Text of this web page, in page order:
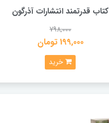
کتاب قدرتمند انتشارات آذرگون
798,000
199,000 تومان
خرید